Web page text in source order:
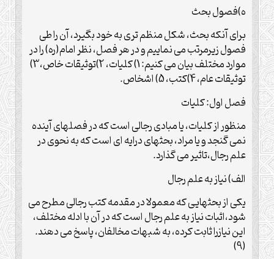
ه)فصول بحث
برای آنکه بحث، شکل منظم تری به خود بگیرد، آن را طی
فصول زیرمرتب می نماییم و در هر فصل، نظر امام(ره) را در
موارد مختلف بیان می کنیم: 1) کلیات، 2)توثیقات خاص،3)
توثیقات عام، 4)کتب، 5) اشخاص.
فصل اول: کلیات
منظور از کلیات، یا مبادی رجالی است که در فصلهای آینده
نمی گنجد و یا مراد، بحثهای درایه ای است که به نحوی در
علم رجال،تاثیر می گذارد.
الف) نیاز به علم رجال
یکی از بحثهایی که معمولا در مقدمه کتب رجالی مطرح می
شود،اثبات نیاز به علم رجال است که در آن با ادله مختلف،
این نیازرا ثابت کرده، به شبهات مخالفان، پاسخ می دهند.
(9)